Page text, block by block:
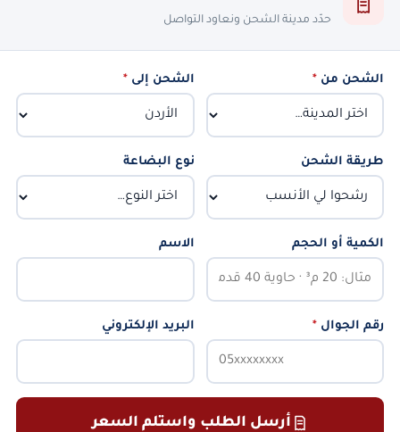
حدّد مدينة الشحن ونعاود التواصل
الشحن من * الشحن إلى*
طريقة الشحن نوع البضاعة
الكمية أو الحجم الاسم
رقم الجوال * البريد الإلكتروني
أرسل الطلب واستلم السعر